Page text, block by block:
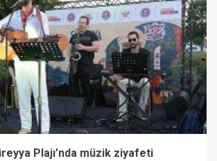
Plajı’nda müzik ziyafeti